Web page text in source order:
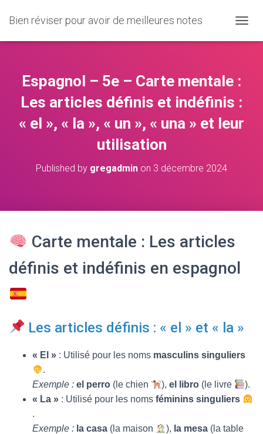
Bien réviser pour avoir de meilleures notes
U
F
E
Espagnol – 5e – Carte mentale :
Les articles définis et indéfinis :
« el », « la », « un », « una » et leur
utilisation
Published by gregadmin on 3 décembre 2024
Carte mentale : Les articles
définis et indéfinis en espagnol
Les articles définis : « el » et « la »
« El » : Utilisé pour les noms masculins singuliers
.
Exemple : el perro (le chien ),el libro (le livre
).
« La » : Utilisé pour les noms féminins singuliers
.
Exemple : la casa (la maison ), la mesa (la table